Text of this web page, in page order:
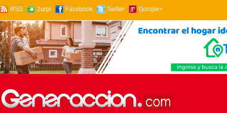
RSS 2urpi Facebook Twitter Google+